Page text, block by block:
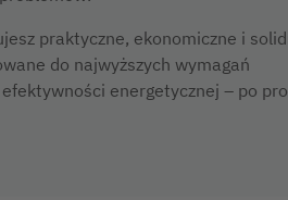
praktyczne, ekonomiczne i
do najwyższych wymagań
energetycznej – po